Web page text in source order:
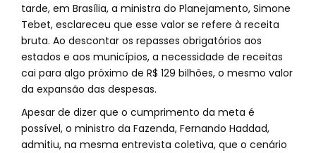
tarde, em Brasília, a ministra do Planejamento, Simone
Tebet, esclareceu que esse valor se refere à receita
bruta. Ao descontar os repasses obrigatórios aos
estados e aos municípios, a necessidade de receitas
cai para algo próximo de R$ 129 bilhões, o mesmo valor
da expansão das despesas.
Apesar de dizer que o cumprimento da meta é
possível, o ministro da Fazenda, Fernando Haddad,
admitiu, na mesma entrevista coletiva, que o cenário